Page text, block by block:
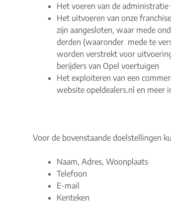
Het voeren van de
Het uitvoeren van onze
zijn aangesloten, waar mede
derden (waaronder mede te
worden verstrekt voor
berijders van Opel voertuigen
Het exploiteren van een
website opeldealers.nl en meer
Voor de bovenstaande doelstellingen
Naam, Adres, Woonplaats
Telefoon
E-mail
Kenteken